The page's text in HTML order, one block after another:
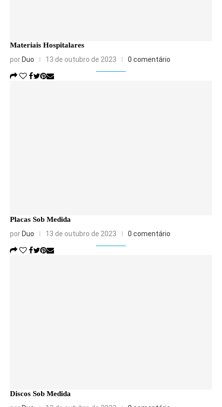
Materiais Hospitalares
por Duo 13 de outubro de 2023 0 comentário
Placas Sob Medida
por Duo 13 de outubro de 2023 0 comentário
Discos Sob Medida